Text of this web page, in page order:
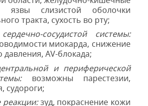
язвы слизистой оболочки
тракта, сухость во рту;
сосудистой системы:
миокарда, снижение
давления, AV-блокада;
и периферической
возможны парестезии,
судороги;
реакции:зуд, покраснение кожи